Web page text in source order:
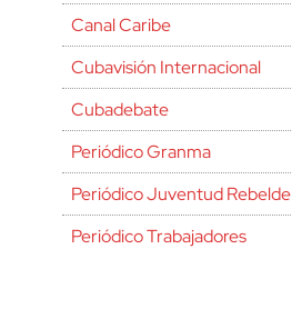
Canal Caribe
Cubavisión Internacional
Cubadebate
Periódico Granma
Periódico Juventud Rebelde
Periódico Trabajadores